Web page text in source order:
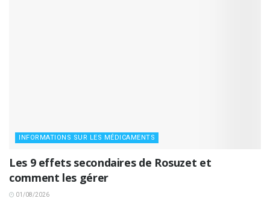
INFORMATIONS SUR LES MÉDICAMENTS
Les 9 effets secondaires de Rosuzet et
comment les gérer
01/08/2026